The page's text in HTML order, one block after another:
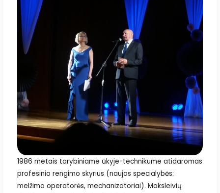
1986 metais tarybiniame ūkyje-technikume atidaromas
profesinio rengimo skyrius (naujos specialybės:
melžimo operatorės, mechanizatoriai). Moksleivių